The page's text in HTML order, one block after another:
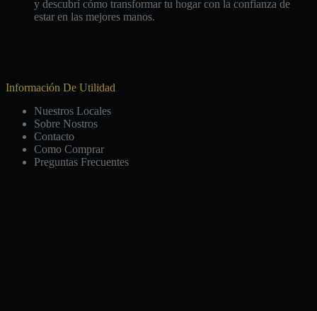
y descubrí cómo transformar tu hogar con la confianza de
estar en las mejores manos.
Información De Utilidad
Nuestros Locales
Sobre Nostros
Contacto
Como Comprar
Preguntas Frecuentes